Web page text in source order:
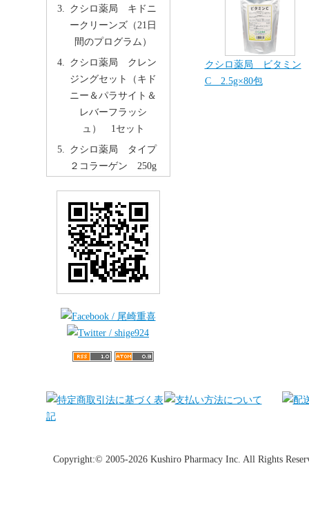
クシロ薬局 ビタミン
C 2.5g×80包
クシロ薬局 キドニ
ークリーンズ（21日
間のプログラム）
クシロ薬局 クレン
ジングセット（キド
ニー＆パラサイト＆
レバーフラッシ
ュ） 1セット
クシロ薬局 タイプ
２コラーゲン 250g
Copyright:© 2005-2026 Kushiro Pharmacy Inc. All Rights